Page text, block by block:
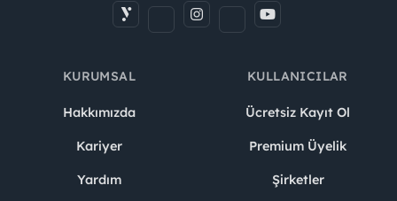
KURUMSAL
Hakkımızda
Kariyer
Yardım
KULLANICILAR
Ücretsiz Kayıt Ol
Premium Üyelik
Şirketler